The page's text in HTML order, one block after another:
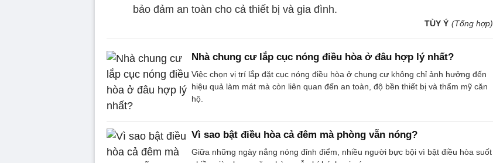
bảo đảm an toàn cho cả thiết bị và gia đình.
TÙY Ý (Tổng hợp)
Nhà chung cư lắp cục nóng điều hòa ở đâu hợp lý nhất?
Việc chọn vị trí lắp đặt cục nóng điều hòa ở chung cư không chỉ ảnh hưởng đến
hiệu quả làm mát mà còn liên quan đến an toàn, độ bền thiết bị và thẩm mỹ căn
hộ.
Vì sao bật điều hòa cả đêm mà phòng vẫn nóng?
Giữa những ngày nắng nóng đỉnh điểm, nhiều người bực bội vì bật điều hòa suốt